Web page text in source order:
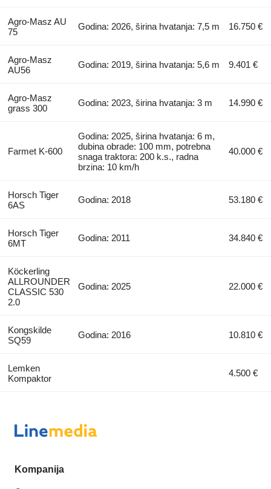
Agro-Masz AU
75
Godina: 2026, širina hvatanja: 7,5 m 16.750 €
Agro-Masz
AU56
Godina: 2019, širina hvatanja: 5,6 m 9.401 €
Agro-Masz
grass 300
Godina: 2023, širina hvatanja: 3 m 14.990 €
Farmet K-600
Godina: 2025, širina hvatanja: 6 m,
dubina obrade: 100 mm, potrebna
snaga traktora: 200 k.s., radna
brzina: 10 km/h
40.000 €
Horsch Tiger
6AS
Godina: 2018 53.180 €
Horsch Tiger
6MT
Godina: 2011 34.840 €
Köckerling
ALLROUNDER
CLASSIC 530
2.0
Godina: 2025 22.000 €
Kongskilde
SQ59
Godina: 2016 10.810 €
Lemken
Kompaktor
4.500 €
Kompanija